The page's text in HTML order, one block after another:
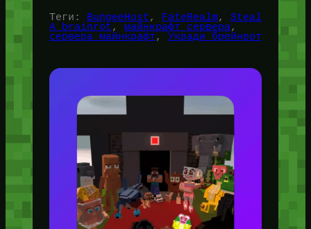
Теги: BungeeHost, FateRealm, Steal
A brainrot, майнкрафт сервера
сервера майнкрафт, Укради брейнрот